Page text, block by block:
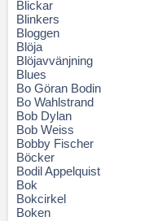
Blickar
Blinkers
Bloggen
Blöja
Blöjavvänjning
Blues
Bo Göran Bodin
Bo Wahlstrand
Bob Dylan
Bob Weiss
Bobby Fischer
Böcker
Bodil Appelquist
Bok
Bokcirkel
Boken